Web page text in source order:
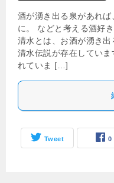
酒が湧き出る泉があれ
に。 などと考える酒好
清水とは、お酒が湧き
清水伝説が存在してい
れていま […]
Tweet 0